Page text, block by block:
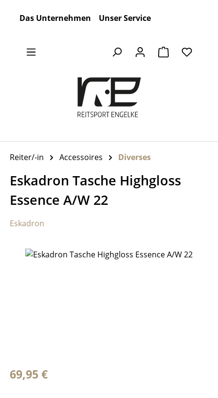
Das Unternehmen Unser Service
Warenkorb
Reiter/-in Accessoires Diverses
Eskadron Tasche Highgloss
Essence A/W 22
Eskadron
Bildergalerie überspringen
Regulärer Preis:
69,95 €